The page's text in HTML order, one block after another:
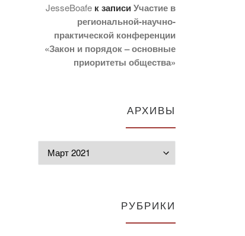
JesseBoafe к записиУчастие в
региональной-научно-
практической конференции
«Закон и порядок – основные
приоритеты общества»
АРХИВЫ
РУБРИКИ